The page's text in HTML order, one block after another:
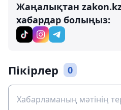
Жаңалықтан
хабардар болыңыз:
Пікірлер 0